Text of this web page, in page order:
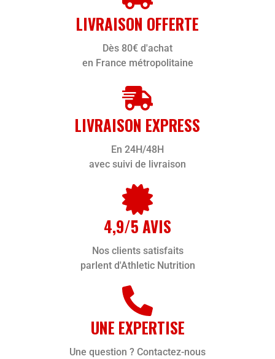
LIVRAISON OFFERTE
Dès 80€ d'achat
en France métropolitaine
LIVRAISON EXPRESS
En 24H/48H
avec suivi de livraison
4,9/5 AVIS
Nos clients satisfaits
parlent d'Athletic Nutrition
UNE EXPERTISE
Une question ? Contactez-nous